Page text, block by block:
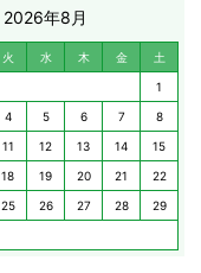
2026年8月
火 水 木 金 土
1
4 5 6 7 8
11 12 13 14 15
18 19 20 21 22
25 26 27 28 29